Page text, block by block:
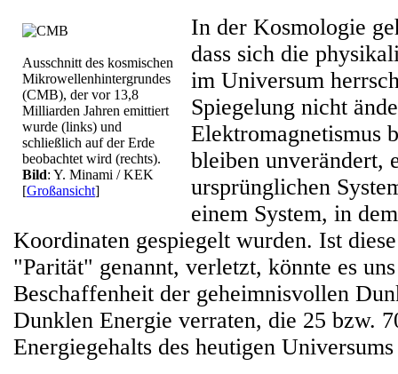
Ausschnitt des kosmischen
Mikrowellenhintergrundes
(CMB), der vor 13,8
Milliarden Jahren emittiert
wurde (links) und
schließlich auf der Erde
beobachtet wird (rechts).
Bild: Y. Minami / KEK
[Großansicht]
In der Kosmologie
dass sich die
im Universum
Spiegelung nicht
Elektromagnetismus
bleiben unverändert,
ursprünglichen
einem System, in
Koordinaten gespiegelt wurden. Ist
"Parität" genannt, verletzt, könnte es
Beschaffenheit der geheimnisvollen
Dunklen Energie verraten, die 25 bzw.
Energiegehalts des heutigen